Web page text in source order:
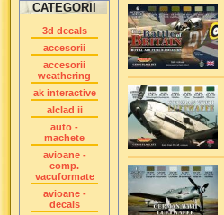
CATEGORII
3d decals
accesorii
accesorii
weathering
ak interactive
alclad ii
auto -
machete
avioane -
comp.
vacuformate
avioane -
decals